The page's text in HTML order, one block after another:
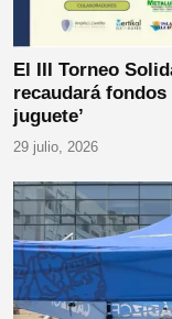
El III Torneo
recaudará
juguete’
29 julio, 2026